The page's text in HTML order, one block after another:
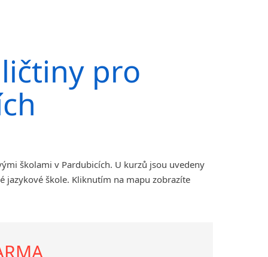
pro
školami v Pardubicích. U kurzů jsou uvedeny
jazykové škole. Kliknutím na mapu zobrazíte